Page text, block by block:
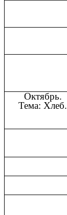
Октябрь.
Тема: Хлеб.